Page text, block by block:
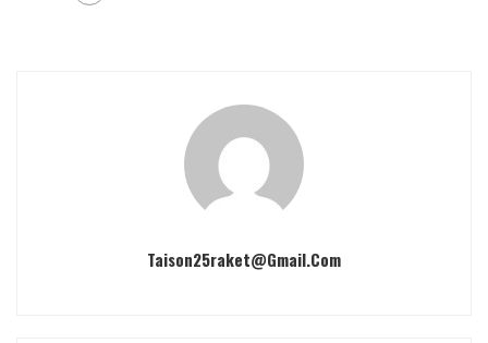
Taison25raket@gmail.com